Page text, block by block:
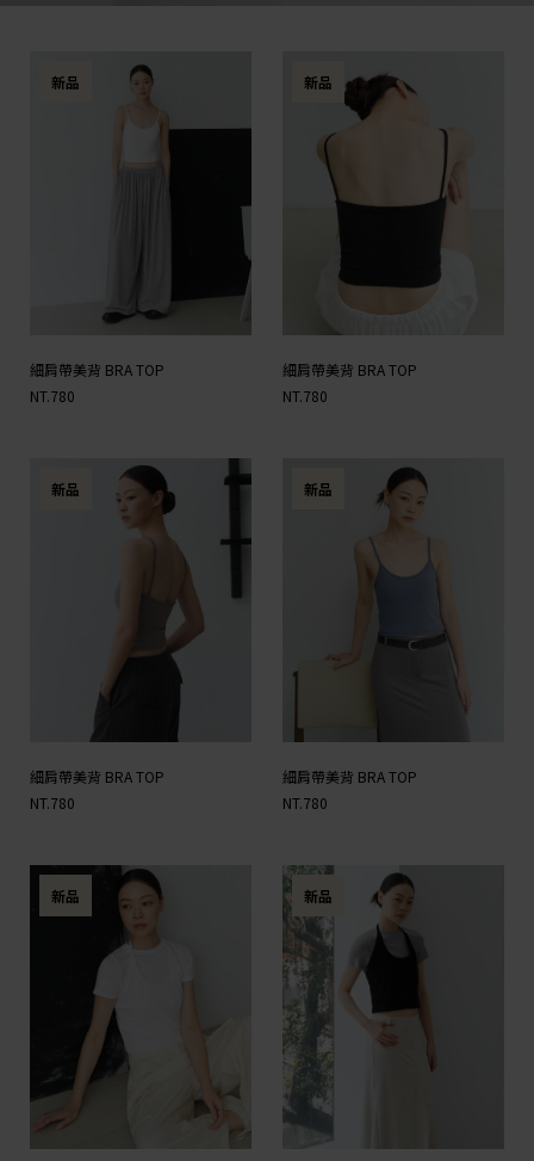
新品
細肩帶美背 BRA TOP
NT.780
新品
細肩帶美背 BRA TOP
NT.780
新品
細肩帶美背 BRA TOP
NT.780
新品
細肩帶美背 BRA TOP
NT.780
新品 新品